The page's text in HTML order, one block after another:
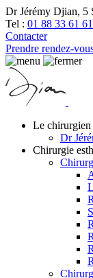
Dr Jérémy Djian, 5
Tel : 01 88 33 61 61
Contacter
Prendre rendez-
Le chirurgien
Dr
Chirurgie